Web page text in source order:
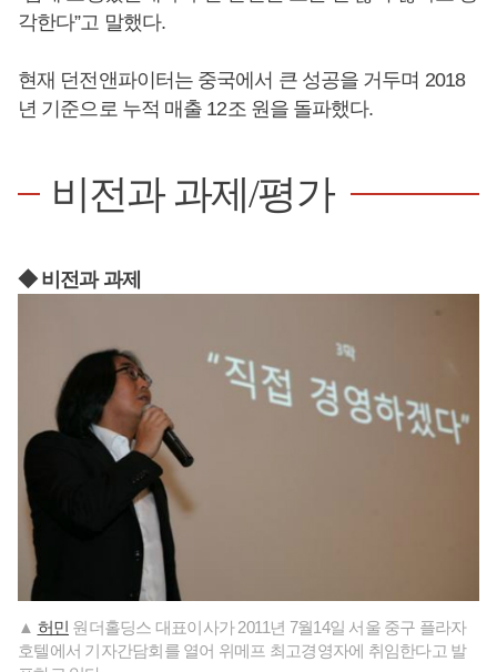
각한다”고 말했다.
현재 던전앤파이터는 중국에서 큰 성공을 거두며 2018
년 기준으로 누적 매출 12조 원을 돌파했다.
비전과 과제/평가
◆ 비전과 과제
▲ 허민 원더홀딩스 대표이사가 2011년 7월14일 서울 중구 플라자
호텔에서 기자간담회를 열어 위메프 최고경영자에 취임한다고 발